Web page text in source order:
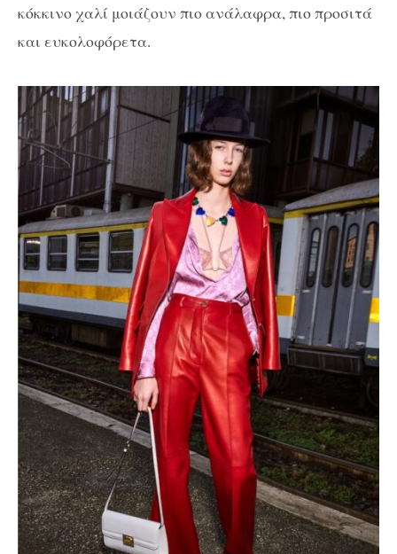
κόκκινο χαλί μοιάζουν πιο ανάλαφρα, πιο προσιτά
και ευκολοφόρετα.